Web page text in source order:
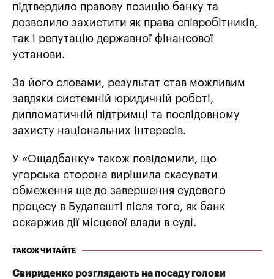
підтвердило правову позицію банку та
дозволило захистити як права співробітників,
так і репутацію державної фінансової
установи.
За його словами, результат став можливим
завдяки системній юридичній роботі,
дипломатичній підтримці та послідовному
захисту національних інтересів.
У «Ощадбанку» також повідомили, що
угорська сторона вирішила скасувати
обмеження ще до завершення судового
процесу в Будапешті після того, як банк
оскаржив дії місцевої влади в суді.
ТАКОЖ ЧИТАЙТЕ
Свириденко розглядають на посаду голови